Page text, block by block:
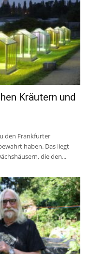
Kräutern und
den Frankfurter
haben. Das liegt
die den...